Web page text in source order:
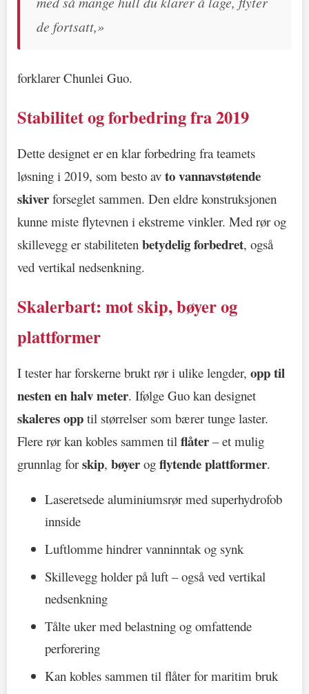
de fortsatt,»
forklarer Chunlei Guo.
Stabilitet og forbedring fra 2019
Dette designet er en klar forbedring fra teamets
løsning i 2019, som besto av to vannavstøtende
skiver forseglet sammen. Den eldre konstruksjonen
kunne miste flytevnen i ekstreme vinkler. Med rør og
skillevegg er stabiliteten betydelig forbedret, også
ved vertikal nedsenkning.
Skalerbart: mot skip, bøyer og
plattformer
I tester har forskerne brukt rør i ulike lengder, opp til
nesten en halv meter. Ifølge Guo kan designet
skaleres opp til størrelser som bærer tunge laster.
Flere rør kan kobles sammen til flåter – et mulig
grunnlag forskip, bøyer og flytende plattformer.
Laseretsede aluminiumsrør med superhydrofob
innside
Luftlomme hindrer vanninntak og synk
Skillevegg holder på luft – også ved vertikal
nedsenkning
Tålte uker med belastning og omfattende
perforering
Kan kobles sammen til flåter for maritim bruk